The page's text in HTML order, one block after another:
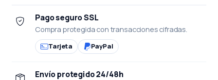
Pago seguro SSL
Compra protegida con transacciones cifradas.
Tarjeta PayPal
Envío protegido 24/48h